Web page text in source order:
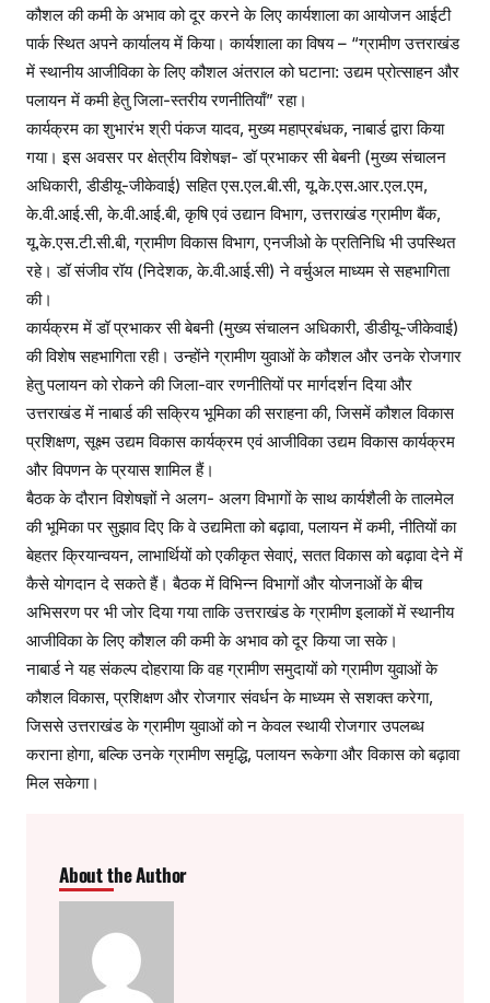
कौशल की कमी के अभाव को दूर करने के लिए कार्यशाला का आयोजन आईटी
पार्क स्थित अपने कार्यालय में किया। कार्यशाला का विषय – “ग्रामीण उत्तराखंड
में स्थानीय आजीविका के लिए कौशल अंतराल को घटाना: उद्यम प्रोत्साहन और
पलायन में कमी हेतु जिला-स्तरीय रणनीतियाँ” रहा।
कार्यक्रम का शुभारंभ श्री पंकज यादव, मुख्य महाप्रबंधक, नाबार्ड द्वारा किया
गया। इस अवसर पर क्षेत्रीय विशेषज्ञ- डॉ प्रभाकर सी बेबनी (मुख्य संचालन
अधिकारी, डीडीयू-जीकेवाई) सहित एस.एल.बी.सी, यू.के.एस.आर.एल.एम,
के.वी.आई.सी, के.वी.आई.बी, कृषि एवं उद्यान विभाग, उत्तराखंड ग्रामीण बैंक,
यू.के.एस.टी.सी.बी, ग्रामीण विकास विभाग, एनजीओ के प्रतिनिधि भी उपस्थित
रहे। डॉ संजीव रॉय (निदेशक, के.वी.आई.सी) ने वर्चुअल माध्यम से सहभागिता
की।
कार्यक्रम में डॉ प्रभाकर सी बेबनी (मुख्य संचालन अधिकारी, डीडीयू-जीकेवाई)
की विशेष सहभागिता रही। उन्होंने ग्रामीण युवाओं के कौशल और उनके रोजगार
हेतु पलायन को रोकने की जिला-वार रणनीतियों पर मार्गदर्शन दिया और
उत्तराखंड में नाबार्ड की सक्रिय भूमिका की सराहना की, जिसमें कौशल विकास
प्रशिक्षण, सूक्ष्म उद्यम विकास कार्यक्रम एवं आजीविका उद्यम विकास कार्यक्रम
और विपणन के प्रयास शामिल हैं।
बैठक के दौरान विशेषज्ञों ने अलग- अलग विभागों के साथ कार्यशैली के तालमेल
की भूमिका पर सुझाव दिए कि वे उद्यमिता को बढ़ावा, पलायन में कमी, नीतियों का
बेहतर क्रियान्वयन, लाभार्थियों को एकीकृत सेवाएं, सतत विकास को बढ़ावा देने में
कैसे योगदान दे सकते हैं। बैठक में विभिन्न विभागों और योजनाओं के बीच
अभिसरण पर भी जोर दिया गया ताकि उत्तराखंड के ग्रामीण इलाकों में स्थानीय
आजीविका के लिए कौशल की कमी के अभाव को दूर किया जा सके।
नाबार्ड ने यह संकल्प दोहराया कि वह ग्रामीण समुदायों को ग्रामीण युवाओं के
कौशल विकास, प्रशिक्षण और रोजगार संवर्धन के माध्यम से सशक्त करेगा,
जिससे उत्तराखंड के ग्रामीण युवाओं को न केवल स्थायी रोजगार उपलब्ध
कराना होगा, बल्कि उनके ग्रामीण समृद्धि, पलायन रूकेगा और विकास को बढ़ावा
मिल सकेगा।
About the Author